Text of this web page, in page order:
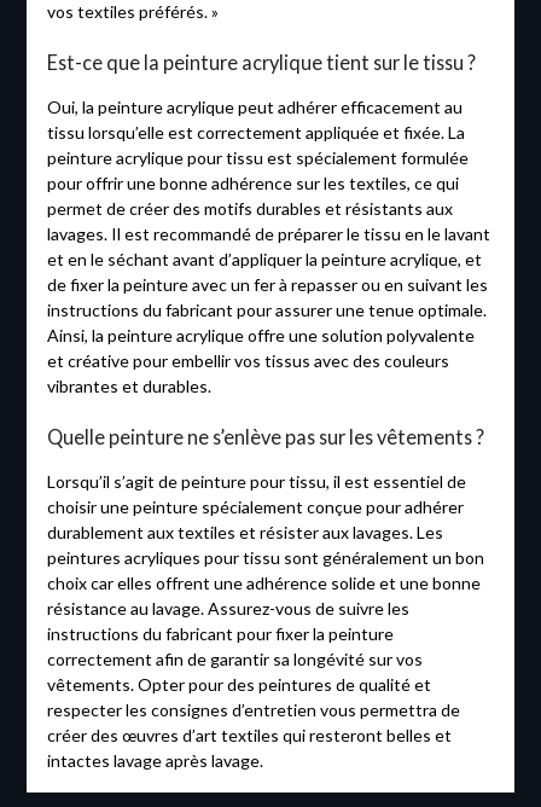
vos textiles préférés. »
Est-ce que la peinture acrylique tient sur le tissu ?
Oui, la peinture acrylique peut adhérer efficacement au
tissu lorsqu’elle est correctement appliquée et fixée. La
peinture acrylique pour tissu est spécialement formulée
pour offrir une bonne adhérence sur les textiles, ce qui
permet de créer des motifs durables et résistants aux
lavages. Il est recommandé de préparer le tissu en le lavant
et en le séchant avant d’appliquer la peinture acrylique, et
de fixer la peinture avec un fer à repasser ou en suivant les
instructions du fabricant pour assurer une tenue optimale.
Ainsi, la peinture acrylique offre une solution polyvalente
et créative pour embellir vos tissus avec des couleurs
vibrantes et durables.
Quelle peinture ne s’enlève pas sur les vêtements ?
Lorsqu’il s’agit de peinture pour tissu, il est essentiel de
choisir une peinture spécialement conçue pour adhérer
durablement aux textiles et résister aux lavages. Les
peintures acryliques pour tissu sont généralement un bon
choix car elles offrent une adhérence solide et une bonne
résistance au lavage. Assurez-vous de suivre les
instructions du fabricant pour fixer la peinture
correctement afin de garantir sa longévité sur vos
vêtements. Opter pour des peintures de qualité et
respecter les consignes d’entretien vous permettra de
créer des œuvres d’art textiles qui resteront belles et
intactes lavage après lavage.